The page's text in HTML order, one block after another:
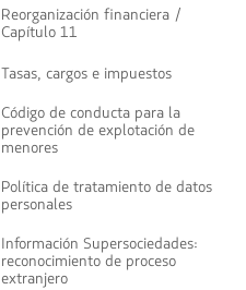
Reorganización financiera /
Capítulo 11
Tasas, cargos e impuestos
Código de conducta para la
prevención de explotación de
menores
Política de tratamiento de datos
personales
Información Supersociedades:
reconocimiento de proceso
extranjero